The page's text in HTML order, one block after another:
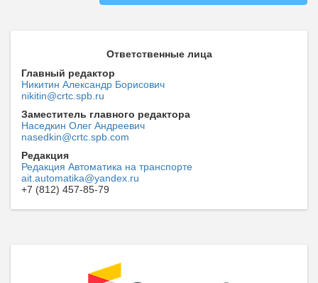
Ответственные лица
Главный редактор
Никитин Александр Борисович
nikitin@crtc.spb.ru
Заместитель главного редактора
Наседкин Олег Андреевич
nasedkin@crtc.spb.com
Редакция
Редакция Автоматика на транспорте
ait.automatika@yandex.ru
+7 (812) 457-85-79